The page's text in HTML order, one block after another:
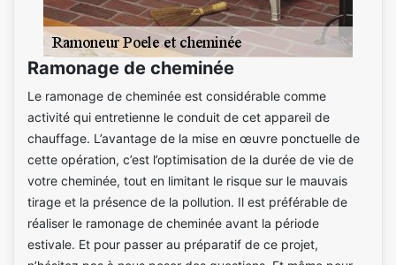
Ramonage de cheminée
Le ramonage de cheminée est considérable comme
activité qui entretienne le conduit de cet appareil de
chauffage. L’avantage de la mise en œuvre ponctuelle de
cette opération, c’est l’optimisation de la durée de vie de
votre cheminée, tout en limitant le risque sur le mauvais
tirage et la présence de la pollution. Il est préférable de
réaliser le ramonage de cheminée avant la période
estivale. Et pour passer au préparatif de ce projet,